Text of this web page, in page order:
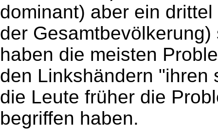
dominant) aber ein
der
haben die meisten
den Linkshändern "ihren
die Leute früher die
begriffen haben.